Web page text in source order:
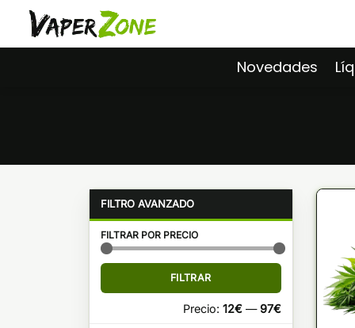
Saltar
contenido
Novedades
FILTRAR POR PRECIO
Precio
Precio
FILTRAR
Precio: 12€—97€